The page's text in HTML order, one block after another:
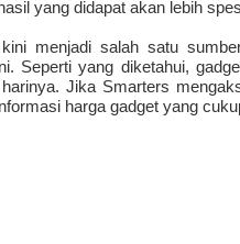
yang didapat akan lebih
kini menjadi salah satu
Seperti yang diketahui,
Jika Smarters
harga gadget yang